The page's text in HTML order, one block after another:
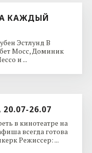
КАЖДЫЙ
Эстлунд В
Мосс, Доминик
и ...
26.07
в кинотеатре на
всегда готова
Режиссер: ...